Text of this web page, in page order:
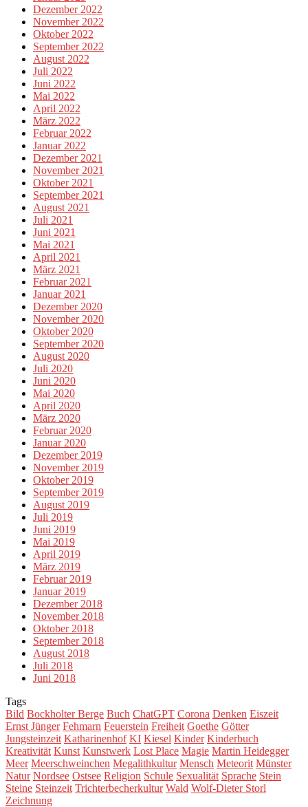
Dezember 2022
November 2022
Oktober 2022
September 2022
August 2022
Juli 2022
Juni 2022
Mai 2022
April 2022
März 2022
Februar 2022
Januar 2022
Dezember 2021
November 2021
Oktober 2021
September 2021
August 2021
Juli 2021
Juni 2021
Mai 2021
April 2021
März 2021
Februar 2021
Januar 2021
Dezember 2020
November 2020
Oktober 2020
September 2020
August 2020
Juli 2020
Juni 2020
Mai 2020
April 2020
März 2020
Februar 2020
Januar 2020
Dezember 2019
November 2019
Oktober 2019
September 2019
August 2019
Juli 2019
Juni 2019
Mai 2019
April 2019
März 2019
Februar 2019
Januar 2019
Dezember 2018
November 2018
Oktober 2018
September 2018
August 2018
Juli 2018
Juni 2018
Tags
Bild Bockholter Berge Buch ChatGPT Corona Denken Eiszeit
Ernst Jünger Fehmarn Feuerstein Freiheit Goethe Götter
Jungsteinzeit Katharinenhof KI Kiesel Kinder Kinderbuch
Kreativität Kunst Kunstwerk Lost Place Magie Martin Heidegger
Meer Meerschweinchen Megalithkultur Mensch Meteorit Münster
Natur Nordsee Ostsee Religion Schule Sexualität Sprache Stein
Steine Steinzeit Trichterbecherkultur Wald Wolf-Dieter Storl
Zeichnung